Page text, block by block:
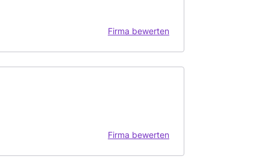
Firma bewerten
Firma bewerten